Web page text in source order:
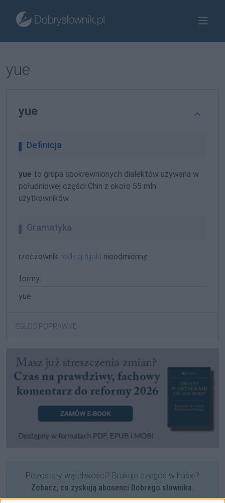
yue
yue
Definicja
yue to grupa spokrewnionych dialektów używana w
południowej części Chin z około 55 mln
użytkowników
Gramatyka
rzeczownik rodzaj nijaki nieodmienny
formy:
yue
ZGŁOŚ POPRAWKĘ
Pozostały wątpliwości? Brakuje czegoś w haśle?
Zobacz, co zyskują abonenci Dobrego słownika.